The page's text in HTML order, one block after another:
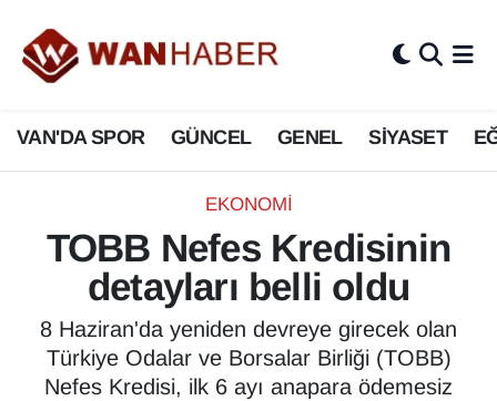
VAN'DA SPOR GÜNCEL GENEL SİYASET
EKONOMİ
TOBB Nefes Kredisinin
detayları belli oldu
8 Haziran'da yeniden devreye girecek olan
Türkiye Odalar ve Borsalar Birliği (TOBB)
Nefes Kredisi, ilk 6 ayı anapara ödemesiz
3.SAYFA
ASAYİŞ
BİLİM VE TEKNOLOJİ
Biyografi
Bölge Haberleri
ÇEVRE
Van Nöbetçi Eczaneler
Van Hava Durumu
Van Namaz Vakitleri
Van Trafik Yoğunluk Haritası
Süper Lig Puan Durumu ve Fikstür
Tüm Manşetler